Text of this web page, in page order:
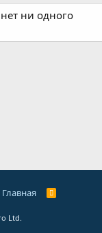
ни одного
Главная
R
Ltd.